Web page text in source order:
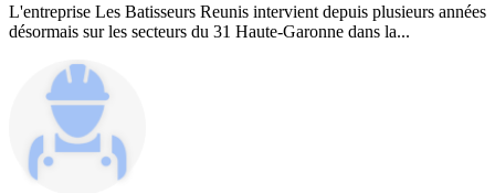
L'entreprise Les Batisseurs Reunis intervient depuis plusieurs années
désormais sur les secteurs du 31 Haute-Garonne dans la...